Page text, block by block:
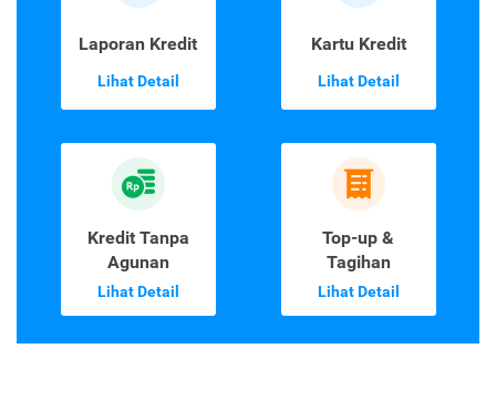
Laporan Kredit
Lihat Detail
Kartu Kredit
Lihat Detail
Kredit Tanpa
Agunan
Lihat Detail
Top-up &
Tagihan
Lihat Detail